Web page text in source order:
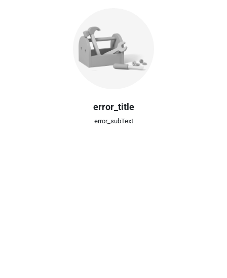
error_title
error_subText